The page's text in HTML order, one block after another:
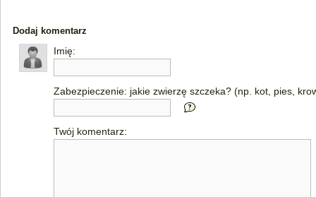
Dodaj komentarz
Imię:
Zabezpieczenie: jakie zwierzę szczeka? (np. kot, pies,
Twój komentarz: